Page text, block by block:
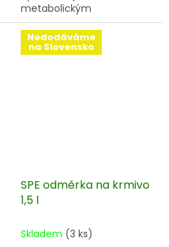
metabolickým
onemocněním, alergií,
laminitidou, letní vyrážkou
nebo pro muchaře.
Nedodáváme
na Slovensko
SPE odměrka na krmivo
1,5 l
Skladem (3 ks)